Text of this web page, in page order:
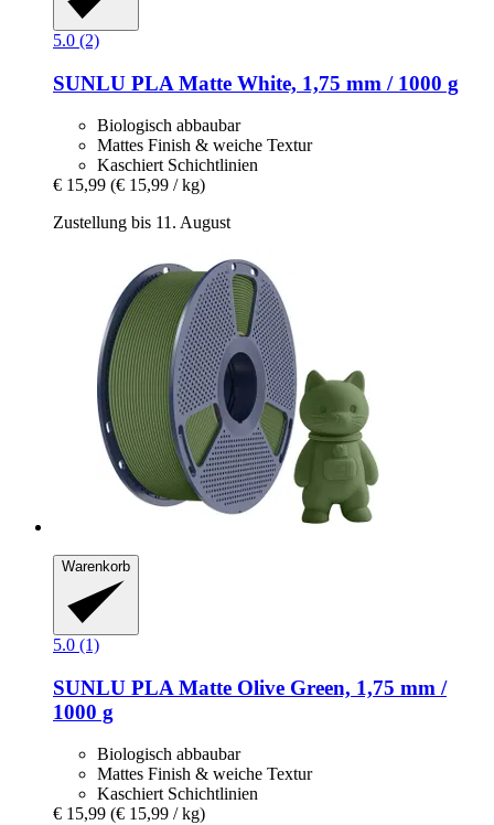
5.0 (2)
SUNLU PLA Matte White, 1,75 mm / 1000 g
Biologisch abbaubar
Mattes Finish & weiche Textur
Kaschiert Schichtlinien
€ 15,99 (€ 15,99 / kg)
Zustellung bis 11. August
Warenkorb
5.0 (1)
SUNLU PLA Matte Olive Green, 1,75 mm /
1000 g
Biologisch abbaubar
Mattes Finish & weiche Textur
Kaschiert Schichtlinien
€ 15,99 (€ 15,99 / kg)